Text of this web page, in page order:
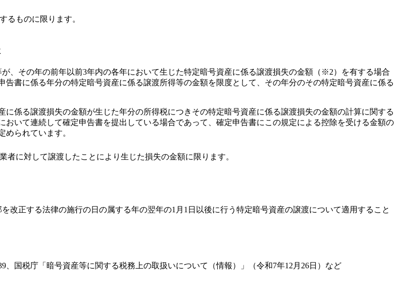
るものに限ります。
、その年の前年以前3年内の各年において生じた特定暗号資産に係る譲渡損失の金額（※2）を有する場合
書に係る年分の特定暗号資産に係る譲渡所得等の金額を限度として、その年分のその特定暗号資産に係る
係る譲渡損失の金額が生じた年分の所得税につきその特定暗号資産に係る譲渡損失の金額の計算に関する
いて連続して確定申告書を提出している場合であって、確定申告書にこの規定による控除を受ける金額の
られています。
に対して譲渡したことにより生じた損失の金額に限ります。
正する法律の施行の日の属する年の翌年の1月1日以後に行う特定暗号資産の譲渡について適用すること
国税庁「暗号資産等に関する税務上の取扱いについて（情報）」（令和7年12月26日）など